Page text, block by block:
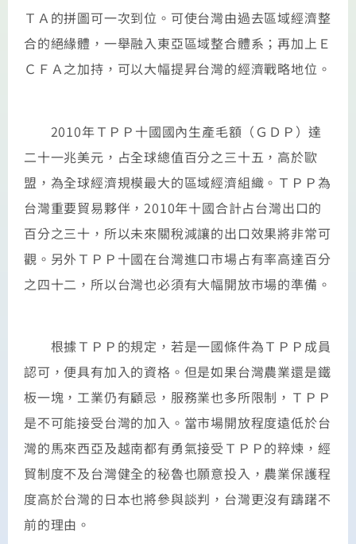
ＴＡ的拼圖可一次到位。可使台灣由過去區域經濟整
合的絕緣體，一舉融入東亞區域整合體系；再加上Ｅ
ＣＦＡ之加持，可以大幅提昇台灣的經濟戰略地位。
2010年ＴＰＰ十國國內生產毛額（ＧＤＰ）達
二十一兆美元，占全球總值百分之三十五，高於歐
盟，為全球經濟規模最大的區域經濟組織。ＴＰＰ為
台灣重要貿易夥伴，2010年十國合計占台灣出口的
百分之三十，所以未來關稅減讓的出口效果將非常可
觀。另外ＴＰＰ十國在台灣進口市場占有率高達百分
之四十二，所以台灣也必須有大幅開放市場的準備。
根據ＴＰＰ的規定，若是一國條件為ＴＰＰ成員
認可，便具有加入的資格。但是如果台灣農業還是鐵
板一塊，工業仍有顧忌，服務業也多所限制，ＴＰＰ
是不可能接受台灣的加入。當市場開放程度遠低於台
灣的馬來西亞及越南都有勇氣接受ＴＰＰ的粹煉，經
貿制度不及台灣健全的秘魯也願意投入，農業保護程
度高於台灣的日本也將參與談判，台灣更沒有躊躇不
前的理由。